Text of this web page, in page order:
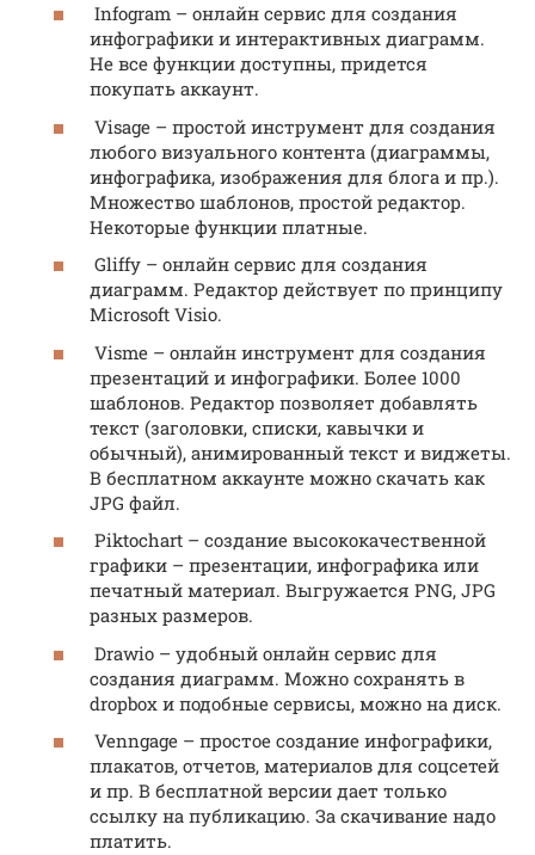
Infogram – онлайн сервис для создания
инфографики и интерактивных диаграмм.
Не все функции доступны, придется
покупать аккаунт.
Visage – простой инструмент для создания
любого визуального контента (диаграммы,
инфографика, изображения для блога и пр.).
Множество шаблонов, простой редактор.
Некоторые функции платные.
Gliffy – онлайн сервис для создания
диаграмм. Редактор действует по принципу
Microsoft Visio.
Visme – онлайн инструмент для создания
презентаций и инфографики. Более 1000
шаблонов. Редактор позволяет добавлять
текст (заголовки, списки, кавычки и
обычный), анимированный текст и виджеты.
В бесплатном аккаунте можно скачать как
JPG файл.
Piktochart – создание высококачественной
графики – презентации, инфографика или
печатный материал. Выгружается PNG, JPG
разных размеров.
Drawio – удобный онлайн сервис для
создания диаграмм. Можно сохранять в
dropbox и подобные сервисы, можно на диск.
Venngage – простое создание инфографики,
плакатов, отчетов, материалов для соцсетей
и пр. В бесплатной версии дает только
ссылку на публикацию. За скачивание надо
платить.